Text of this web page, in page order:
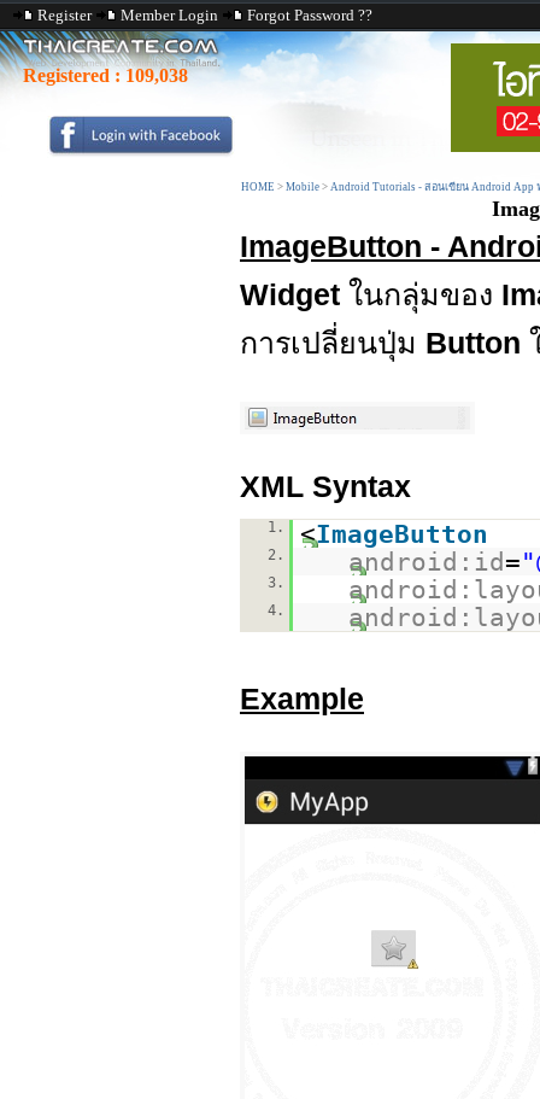
Register Member Login Forgot Password ??
Registered : 109,038
HOME > Mobile > Android Tutorials - สอนเขียน Android App
ImageButton -
Widget ในกลุ่มของ
การเปลี่ยนปุ่ม Button
XML Syntax
1. <ImageButton
2. android:id=
3.
4.
Example